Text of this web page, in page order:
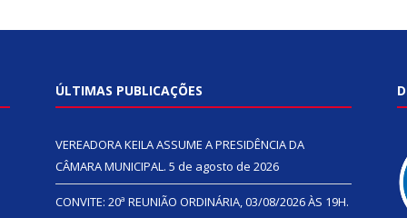
ÚLTIMAS PUBLICAÇÕES
VEREADORA KEILA ASSUME A PRESIDÊNCIA DA
CÂMARA MUNICIPAL. 5 de agosto de 2026
CONVITE: 20ª REUNIÃO ORDINÁRIA, 03/08/2026 ÀS 19H.